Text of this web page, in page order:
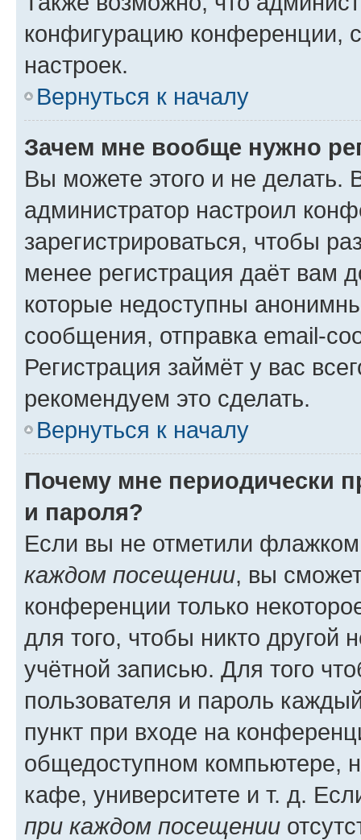
конфигурацию конференции,
настроек.
Вернуться к началу
Зачем мне вообще нужно
Вы можете этого и не делать.
администратор настроил
зарегистрироваться, чтобы
менее регистрация даёт вам
которые недоступны
сообщения, отправка email-
Регистрация займёт у вас
рекомендуем это сделать.
Вернуться к началу
Почему мне периодически
и пароля?
Если вы не отметили
каждом посещении, вы
конференции только
для того, чтобы никто другой
учётной записью. Для того
пользователя и пароль
пункт при входе на
общедоступном компьютере,
кафе, университете и т. д.
при каждом посещении